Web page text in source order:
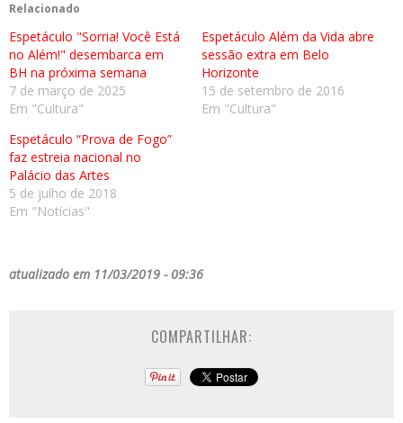
Relacionado
Espetáculo "Sorria! Você Está
no Além!" desembarca em
BH na próxima semana
7 de março de 2025
Em "Cultura"
Espetáculo Além da Vida abre
sessão extra em Belo
Horizonte
15 de setembro de 2016
Em "Cultura"
Espetáculo “Prova de Fogo”
faz estreia nacional no
Palácio das Artes
5 de julho de 2018
Em "Notícias"
atualizado em 11/03/2019 - 09:36
COMPARTILHAR: